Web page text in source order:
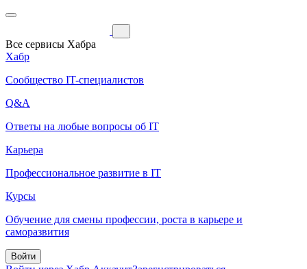
Все сервисы Хабра
Хабр
Сообщество IT-специалистов
Q&A
Ответы на любые вопросы об IT
Карьера
Профессиональное развитие в IT
Курсы
Обучение для смены профессии, роста в карьере и
саморазвития
Войти